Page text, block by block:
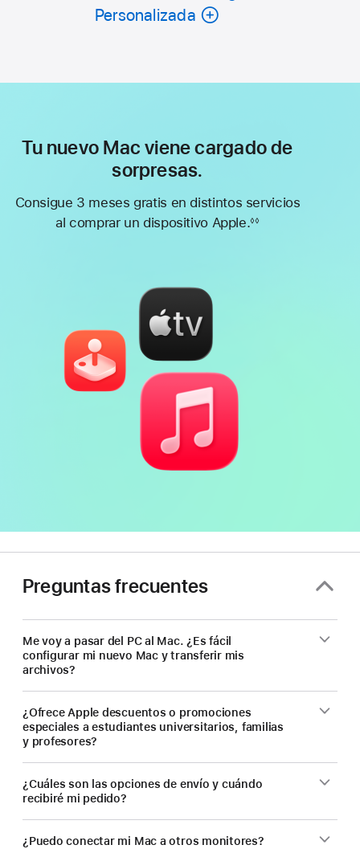
Personalizada
Tu nuevo Mac viene cargado de
sorpresas.
Consigue 3 meses gratis en distintos servicios
al comprar un dispositivo Apple.◊◊
Preguntas frecuentes
Me voy a pasar del PC al Mac. ¿Es fácil
configurar mi nuevo Mac y transferir mis
archivos?
¿Ofrece Apple descuentos o promociones
especiales a estudiantes universitarios, familias
y profesores?
¿Cuáles son las opciones de envío y cuándo
recibiré mi pedido?
¿Puedo conectar mi Mac a otros monitores?